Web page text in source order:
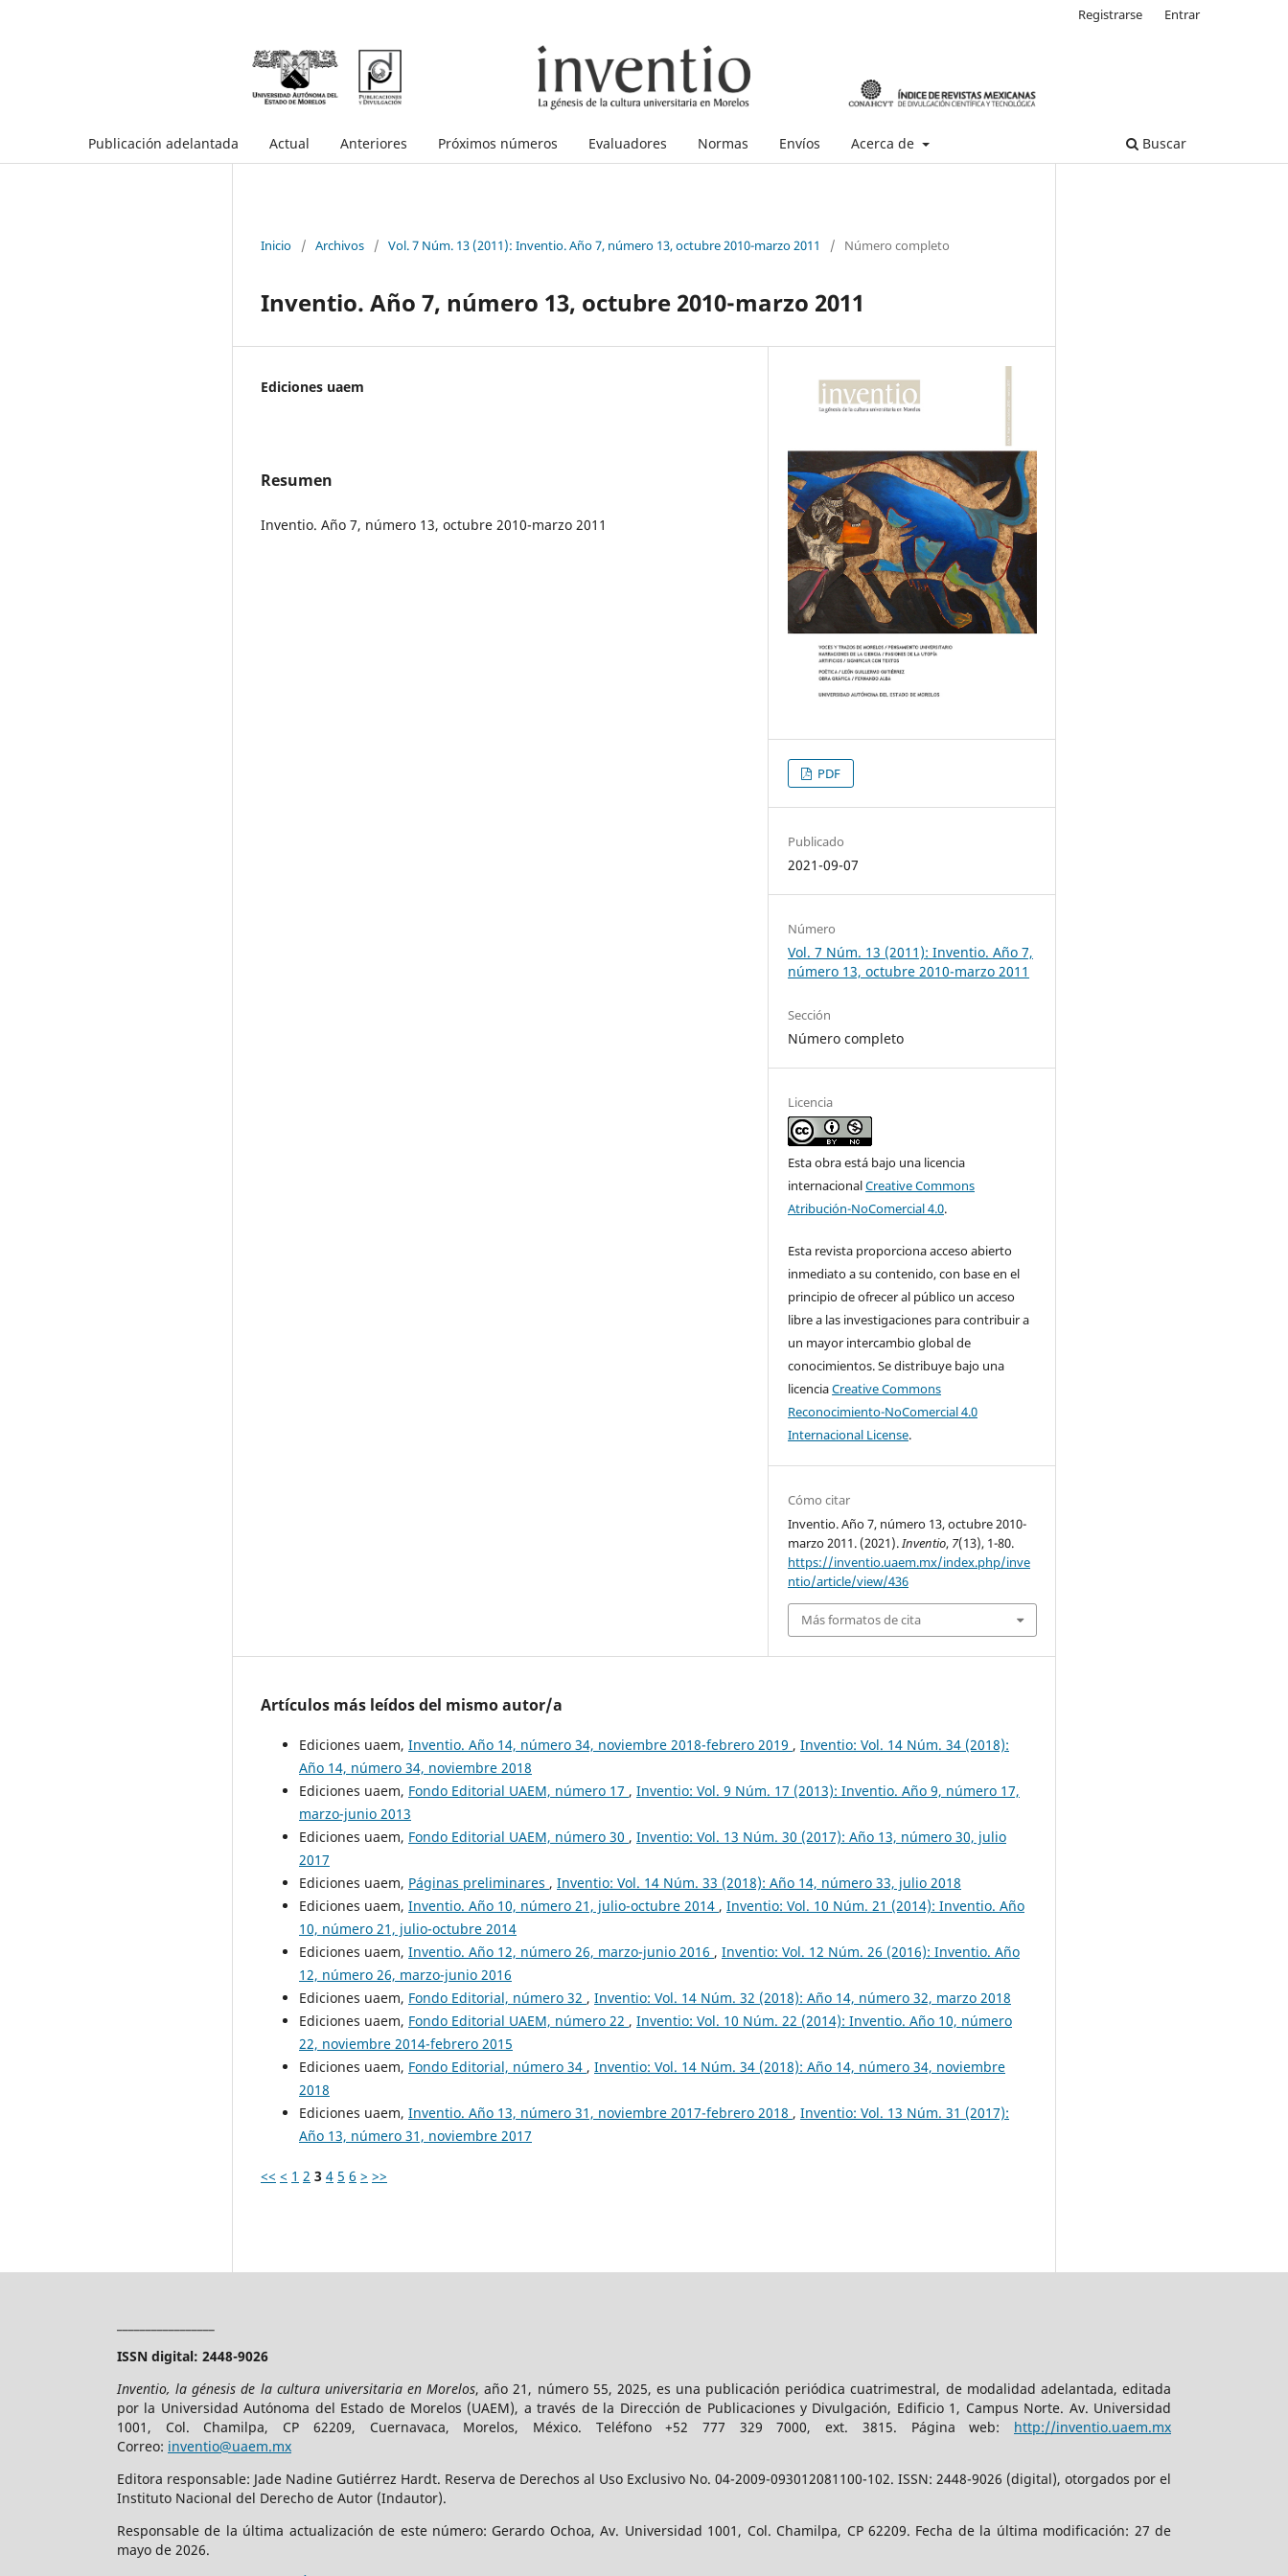
Publicación adelantada Actual Anteriores Próximos números Evaluadores Normas Envíos Acerca de Buscar
Registrarse Entrar
Inicio / Archivos / Vol. 7 Núm. 13 (2011): Inventio. Año 7, número 13, octubre 2010-marzo 2011 / Número completo
Inventio. Año 7, número 13, octubre 2010-marzo 2011
Ediciones uaem
Resumen
Inventio. Año 7, número 13, octubre 2010-marzo 2011
PDF
Publicado
2021-09-07
Número
Vol. 7 Núm. 13 (2011): Inventio. Año 7,
número 13, octubre 2010-marzo 2011
Sección
Número completo
Licencia
Esta obra está bajo una licencia
internacionalCreative Commons
Atribución-NoComercial 4.0.
Esta revista proporciona acceso abierto
inmediato a su contenido, con base en el
principio de ofrecer al público un acceso
libre a las investigaciones para contribuir a
un mayor intercambio global de
conocimientos. Se distribuye bajo una
licenciaCreative Commons
Reconocimiento-NoComercial 4.0
Internacional License.
Cómo citar
Inventio. Año 7, número 13, octubre 2010-
marzo 2011. (2021).Inventio, 7(13), 1-80.
https://inventio.uaem.mx/index.php/inve
ntio/article/view/436
Más formatos de cita
Artículos más leídos del mismo autor/a
Ediciones uaem, Inventio. Año 14, número 34, noviembre 2018-febrero 2019 , Inventio: Vol. 14 Núm. 34 (2018):
Año 14, número 34, noviembre 2018
Ediciones uaem, Fondo Editorial UAEM, número 17 , Inventio: Vol. 9 Núm. 17 (2013): Inventio. Año 9, número 17,
marzo-junio 2013
Ediciones uaem, Fondo Editorial UAEM, número 30 , Inventio: Vol. 13 Núm. 30 (2017): Año 13, número 30, julio
2017
Ediciones uaem, Páginas preliminares , Inventio: Vol. 14 Núm. 33 (2018): Año 14, número 33, julio 2018
Ediciones uaem, Inventio. Año 10, número 21, julio-octubre 2014 , Inventio: Vol. 10 Núm. 21 (2014): Inventio. Año
10, número 21, julio-octubre 2014
Ediciones uaem, Inventio. Año 12, número 26, marzo-junio 2016 , Inventio: Vol. 12 Núm. 26 (2016): Inventio. Año
12, número 26, marzo-junio 2016
Ediciones uaem, Fondo Editorial, número 32 , Inventio: Vol. 14 Núm. 32 (2018): Año 14, número 32, marzo 2018
Ediciones uaem, Fondo Editorial UAEM, número 22 , Inventio: Vol. 10 Núm. 22 (2014): Inventio. Año 10, número
22, noviembre 2014-febrero 2015
Ediciones uaem, Fondo Editorial, número 34 , Inventio: Vol. 14 Núm. 34 (2018): Año 14, número 34, noviembre
2018
Ediciones uaem, Inventio. Año 13, número 31, noviembre 2017-febrero 2018 , Inventio: Vol. 13 Núm. 31 (2017):
Año 13, número 31, noviembre 2017
<< < 1 2 3 4 5 6 > >>
ISSN digital: 2448-9026
Inventio, la génesis de la cultura universitaria en Morelos, año 21, número 55, 2025, es una publicación periódica cuatrimestral, de modalidad adelantada, editada
por la Universidad Autónoma del Estado de Morelos (UAEM), a través de la Dirección de Publicaciones y Divulgación, Edificio 1, Campus Norte. Av. Universidad
1001, Col. Chamilpa, CP 62209, Cuernavaca, Morelos, México. Teléfono +52 777 329 7000, ext. 3815. Página web: http://inventio.uaem.mx
Correo: inventio@uaem.mx
Editora responsable: Jade Nadine Gutiérrez Hardt. Reserva de Derechos al Uso Exclusivo No. 04-2009-093012081100-102. ISSN: 2448-9026 (digital), otorgados por el
Instituto Nacional del Derecho de Autor (Indautor).
Responsable de la última actualización de este número: Gerardo Ochoa, Av. Universidad 1001, Col. Chamilpa, CP 62209. Fecha de la última modificación: 27 de
mayo de 2026.